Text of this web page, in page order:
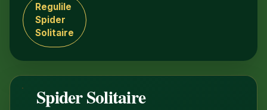
Regulile
Spider
Solitaire
Spider Solitaire
1:46